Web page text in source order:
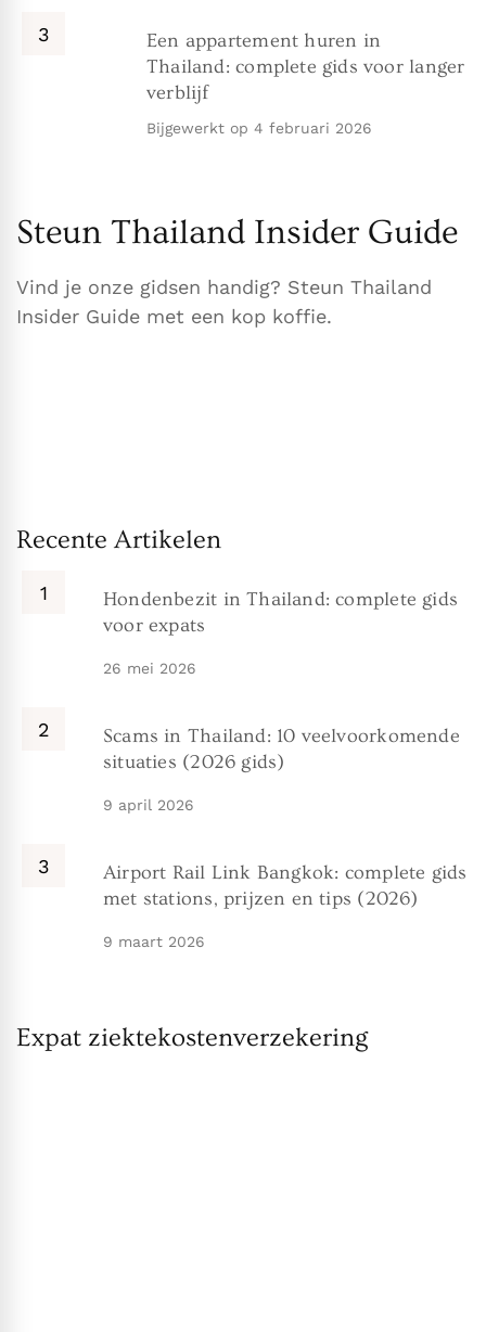
Een appartement huren in
Thailand: complete gids voor langer
verblijf
Bijgewerkt op 4 februari 2026
Steun Thailand Insider Guide
Vind je onze gidsen handig? Steun Thailand
Insider Guide met een kop koffie.
Recente Artikelen
Hondenbezit in Thailand: complete gids
voor expats
26 mei 2026
Scams in Thailand: 10 veelvoorkomende
situaties (2026 gids)
9 april 2026
Airport Rail Link Bangkok: complete gids
met stations, prijzen en tips (2026)
9 maart 2026
Expat ziektekostenverzekering